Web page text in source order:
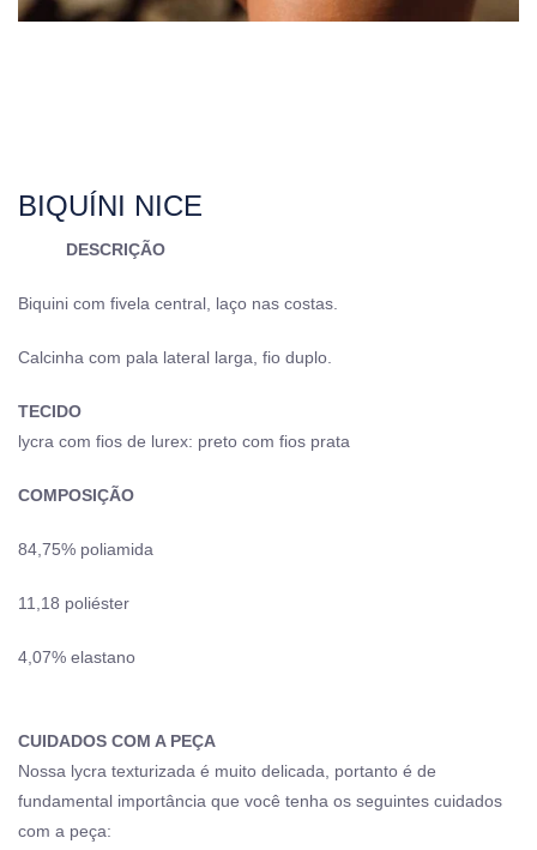
BIQUÍNI NICE
DESCRIÇÃO
Biquini com fivela central, laço nas costas.
Calcinha com pala lateral larga, fio duplo.
TECIDO
lycra com fios de lurex: preto com fios prata
COMPOSIÇÃO
84,75% poliamida
11,18 poliéster
4,07% elastano
CUIDADOS COM A PEÇA
Nossa lycra texturizada é muito delicada, portanto é de
fundamental importância que você tenha os seguintes cuidados
com a peça: